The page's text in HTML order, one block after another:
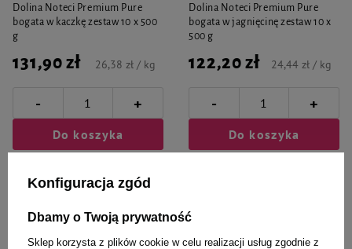
Dolina Noteci Premium Pure
bogata w kaczkę zestaw 10 x 500
g
131,90 zł 26,38 zł / kg
- +
Do koszyka
Dolina Noteci Premium Pure
bogata w jagnięcinę zestaw 10 x
500 g
122,20 zł 24,44 zł / kg
- +
Do koszyka
Konfiguracja zgód
Dbamy o Twoją prywatność
Sklep korzysta z plików cookie w celu realizacji usług zgodnie z